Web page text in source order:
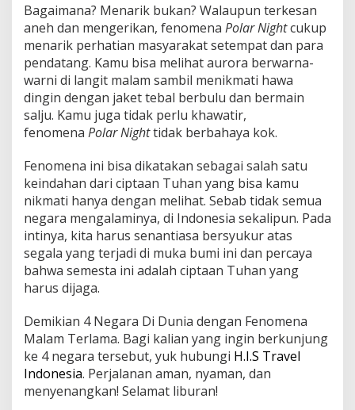
Bagaimana? Menarik bukan? Walaupun terkesan
aneh dan mengerikan, fenomena Polar Nightcukup
menarik perhatian masyarakat setempat dan para
pendatang. Kamu bisa melihat aurora berwarna-
warni di langit malam sambil menikmati hawa
dingin dengan jaket tebal berbulu dan bermain
salju. Kamu juga tidak perlu khawatir,
fenomena Polar Nighttidak berbahaya kok.
Fenomena ini bisa dikatakan sebagai salah satu
keindahan dari ciptaan Tuhan yang bisa kamu
nikmati hanya dengan melihat. Sebab tidak semua
negara mengalaminya, di Indonesia sekalipun. Pada
intinya, kita harus senantiasa bersyukur atas
segala yang terjadi di muka bumi ini dan percaya
bahwa semesta ini adalah ciptaan Tuhan yang
harus dijaga.
Demikian 4 Negara Di Dunia dengan Fenomena
Malam Terlama. Bagi kalian yang ingin berkunjung
ke 4 negara tersebut, yuk hubungi H.I.S Travel
Indonesia. Perjalanan aman, nyaman, dan
menyenangkan! Selamat liburan!